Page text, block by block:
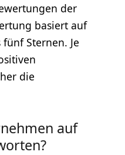
der
basiert auf
Sternen. Je
die
auf